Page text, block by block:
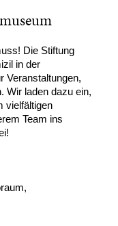
Die Stiftung
in der
Veranstaltungen,
Wir laden dazu ein,
vielfältigen
Team ins